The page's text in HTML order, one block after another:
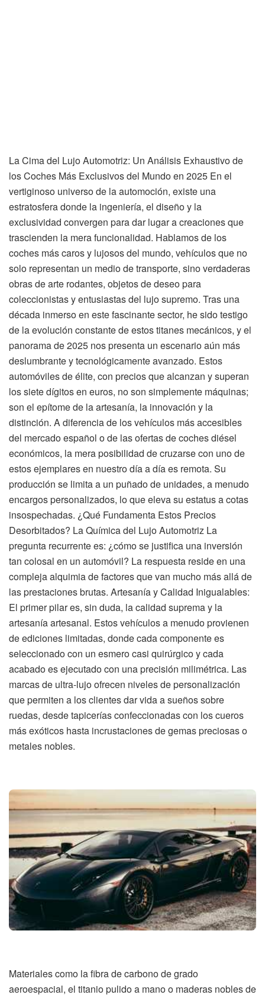
La Cima del Lujo Automotriz: Un Análisis Exhaustivo de
los Coches Más Exclusivos del Mundo en 2025 En el
vertiginoso universo de la automoción, existe una
estratosfera donde la ingeniería, el diseño y la
exclusividad convergen para dar lugar a creaciones que
trascienden la mera funcionalidad. Hablamos de los
coches más caros y lujosos del mundo, vehículos que no
solo representan un medio de transporte, sino verdaderas
obras de arte rodantes, objetos de deseo para
coleccionistas y entusiastas del lujo supremo. Tras una
década inmerso en este fascinante sector, he sido testigo
de la evolución constante de estos titanes mecánicos, y el
panorama de 2025 nos presenta un escenario aún más
deslumbrante y tecnológicamente avanzado. Estos
automóviles de élite, con precios que alcanzan y superan
los siete dígitos en euros, no son simplemente máquinas;
son el epítome de la artesanía, la innovación y la
distinción. A diferencia de los vehículos más accesibles
del mercado español o de las ofertas de coches diésel
económicos, la mera posibilidad de cruzarse con uno de
estos ejemplares en nuestro día a día es remota. Su
producción se limita a un puñado de unidades, a menudo
encargos personalizados, lo que eleva su estatus a cotas
insospechadas. ¿Qué Fundamenta Estos Precios
Desorbitados? La Química del Lujo Automotriz La
pregunta recurrente es: ¿cómo se justifica una inversión
tan colosal en un automóvil? La respuesta reside en una
compleja alquimia de factores que van mucho más allá de
las prestaciones brutas. Artesanía y Calidad Inigualables:
El primer pilar es, sin duda, la calidad suprema y la
artesanía artesanal. Estos vehículos a menudo provienen
de ediciones limitadas, donde cada componente es
seleccionado con un esmero casi quirúrgico y cada
acabado es ejecutado con una precisión milimétrica. Las
marcas de ultra-lujo ofrecen niveles de personalización
que permiten a los clientes dar vida a sueños sobre
ruedas, desde tapicerías confeccionadas con los cueros
más exóticos hasta incrustaciones de gemas preciosas o
metales nobles.
Materiales como la fibra de carbono de grado
aeroespacial, el titanio pulido a mano o maderas nobles de